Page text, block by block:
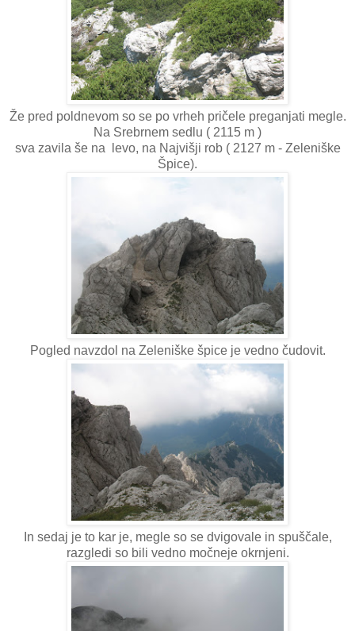
Že pred poldnevom so se po vrheh pričele preganjati megle.
Na Srebrnem sedlu ( 2115 m )
sva zavila še na levo, na Najvišji rob ( 2127 m - Zeleniške
Špice).
Pogled navzdol na Zeleniške špice je vedno čudovit.
In sedaj je to kar je, megle so se dvigovale in spuščale,
razgledi so bili vedno močneje okrnjeni.